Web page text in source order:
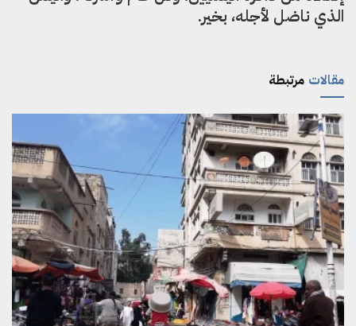
الذي ناضل لأجله، بخير.
مرتبطة مقالات